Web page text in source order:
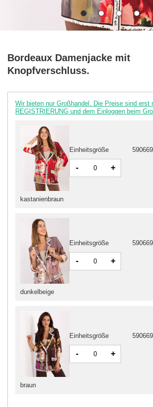
Bordeaux Damenjacke mit
Knopfverschluss.
Wir bieten nur Großhandel. Die Preise sind erst
REGISTRIERUNG und dem Einloggen beim
dunkelbeige
Einheitsgröße
- +
kastanienbraun
Einheitsgröße
- +
braun
Einheitsgröße
- +